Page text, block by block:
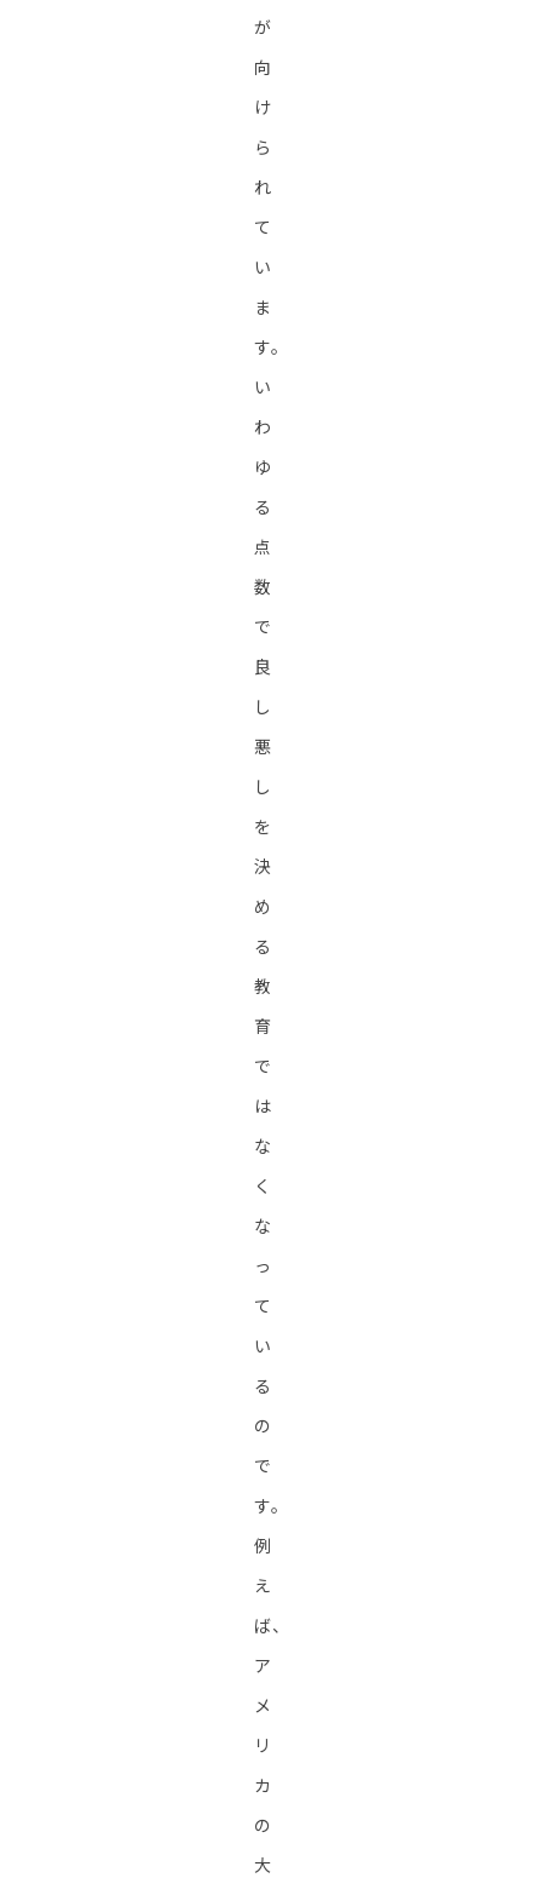
が
向
け
ら
れ
て
い
ま
す。
い
わ
ゆ
る
点
数
で
良
し
悪
し
を
決
め
る
教
育
で
は
な
く
な
っ
て
い
る
の
で
す。
例
え
ば、
ア
メ
リ
カ
の
大